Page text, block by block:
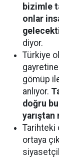
bizimle
onlar
diyor.
Türkiye
gayretine
gömüp
anlıyor.
doğru
Tarihteki
ortaya